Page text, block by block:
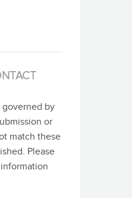
by
or
match these
Please